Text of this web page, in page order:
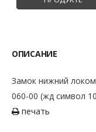
ОПИСАНИЕ
Замок нижний
060-00 (жд символ
печать